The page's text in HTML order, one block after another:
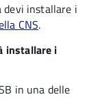
devi installare i
CNS.
installare i
in una delle